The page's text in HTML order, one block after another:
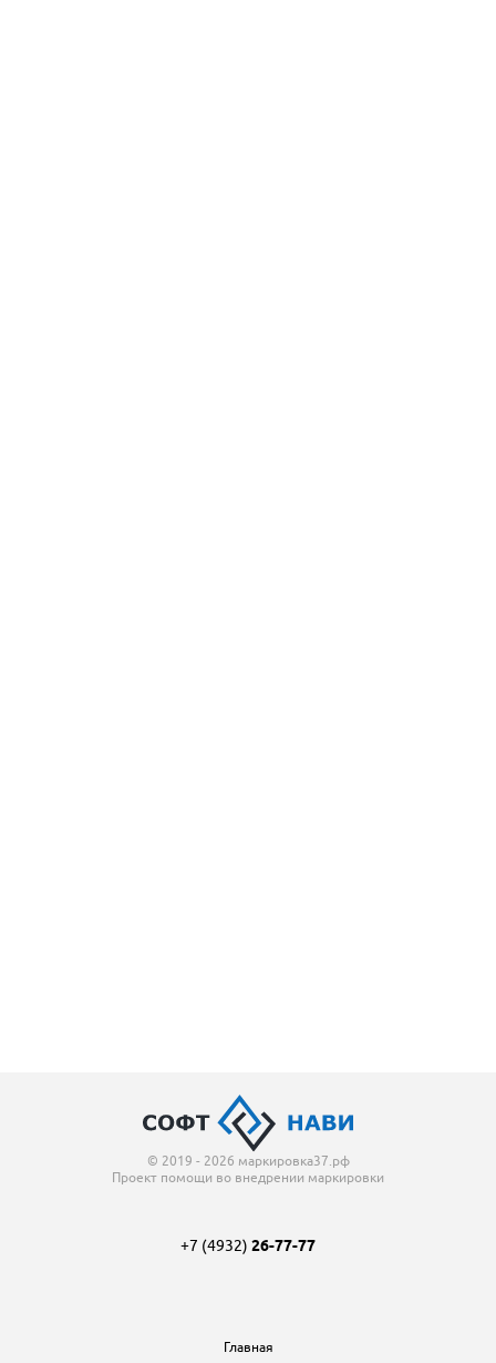
© 2019 - 2026 маркировка37.рф
Проект помощи во внедрении маркировки
+7 (4932) 26-77-77
Главная